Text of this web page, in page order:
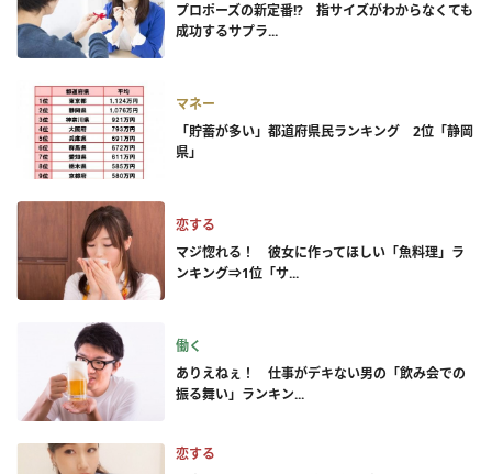
プロポーズの新定番!? 指サイズがわからなくても
成功するサプラ...
マネー
「貯蓄が多い」都道府県民ランキング 2位「静岡
県」
恋する
マジ惚れる！ 彼女に作ってほしい「魚料理」ラ
ンキング⇒1位「サ...
働く
ありえねぇ！ 仕事がデキない男の「飲み会での
振る舞い」ランキン...
恋する